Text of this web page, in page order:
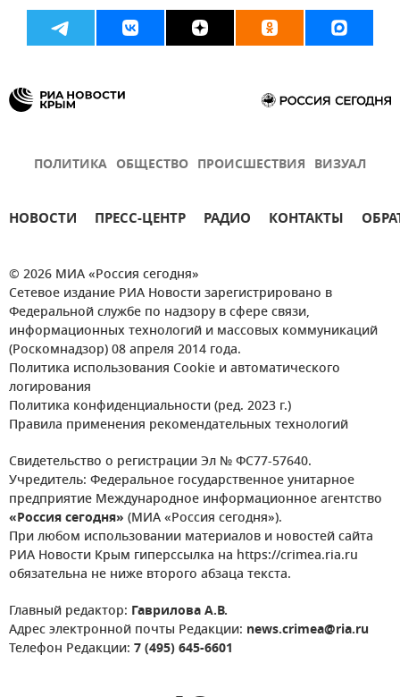
ПОЛИТИКА ОБЩЕСТВО ПРОИСШЕСТВИЯ ВИЗУАЛ
НОВОСТИ ПРЕСС-ЦЕНТР РАДИО КОНТАКТЫ
© 2026 МИА «Россия сегодня»
Сетевое издание РИА Новости зарегистрировано в
Федеральной службе по надзору в сфере связи,
информационных технологий и массовых коммуникаций
(Роскомнадзор) 08 апреля 2014 года.
Политика использования Cookie и автоматического
логирования
Политика конфиденциальности (ред. 2023 г.)
Правила применения рекомендательных технологий
Свидетельство о регистрации Эл № ФС77-57640.
Учредитель: Федеральное государственное унитарное
предприятие Международное информационное агентство
«Россия сегодня» (МИА «Россия сегодня»).
При любом использовании материалов и новостей сайта
РИА Новости Крым гиперссылка на https://crimea.ria.ru
обязательна не ниже второго абзаца текста.
Главный редактор: Гаврилова А.В.
Адрес электронной почты Редакции: news.crimea@ria.ru
Телефон Редакции: 7 (495) 645-6601